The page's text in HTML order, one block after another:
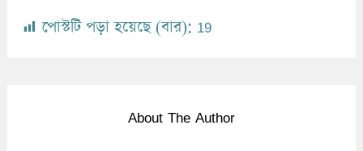
পোস্টটি পড়া হয়েছে (বার): 19
About The Author